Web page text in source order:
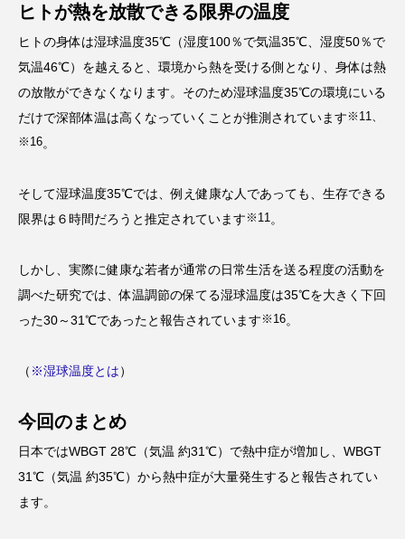
ヒトが熱を放散できる限界の温度
ヒトの身体は湿球温度35℃（湿度100％で気温35℃、湿度50％で
気温46℃）を越えると、環境から熱を受ける側となり、身体は熱
の放散ができなくなります。そのため湿球温度35℃の環境にいる
だけで深部体温は高くなっていくことが推測されています ※11、
※16。
そして湿球温度35℃では、例え健康な人であっても、生存できる
限界は６時間だろうと推定されています ※11 。
しかし、実際に健康な若者が通常の日常生活を送る程度の活動を
調べた研究では、体温調節の保てる湿球温度は35℃を大きく下回
った30～31℃であったと報告されています ※16。
（ ※湿球温度とは）
今回のまとめ
日本ではWBGT 28℃（気温 約31℃）で熱中症が増加し、WBGT
31℃（気温 約35℃）から熱中症が大量発生すると報告されてい
ます。